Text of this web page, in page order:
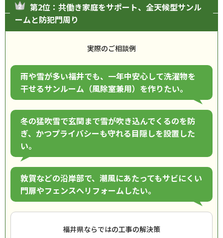
第2位：共働き家庭をサポート、全天候型サンル
ームと防犯門周り
実際のご相談例
雨や雪が多い福井でも、一年中安心して洗濯物を
干せるサンルーム（風除室兼用）を作りたい。
冬の猛吹雪で玄関まで雪が吹き込んでくるのを防
ぎ、かつプライバシーも守れる目隠しを設置した
い。
敦賀などの沿岸部で、潮風にあたってもサビにくい
門扉やフェンスへリフォームしたい。
福井県ならではの工事の解決策